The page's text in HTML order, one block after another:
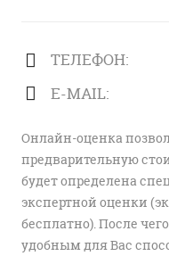
ТЕЛЕФОН:
E-MAIL:
Онлайн-оценка
предварительную
будет определена
экспертной оценки
бесплатно). После
удобным для Вас